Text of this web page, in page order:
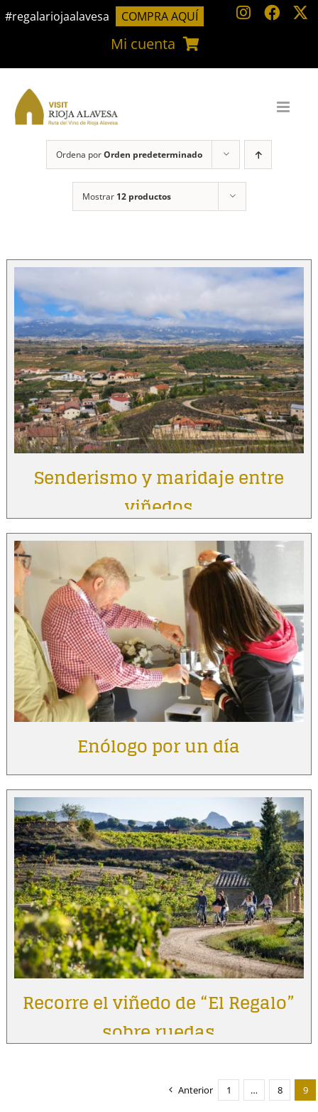
Saltar
#regalariojaalavesa COMPRA AQUÍ
Mi cuenta
Ordena porOrden predeterminado
Mostrar 12 productos
Senderismo y maridaje entre
viñedos
Enólogo por un día
Recorre el viñedo de “El Regalo”
sobre ruedas
Anterior 1 … 8 9